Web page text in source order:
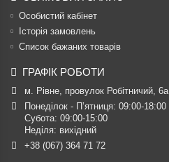
Особистий кабінет
Історія замовлень
Список бажаних товарів
ГРАФІК РОБОТИ
м. Рівне, провулок Робітничий, 6а
Понеділок - П’ятниця: 09:00-18:00
Субота: 09:00-15:00
Неділя: вихідний
+38 (067) 364 71 72